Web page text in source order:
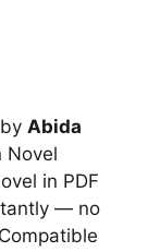
by Abida
Novel
in PDF
— no